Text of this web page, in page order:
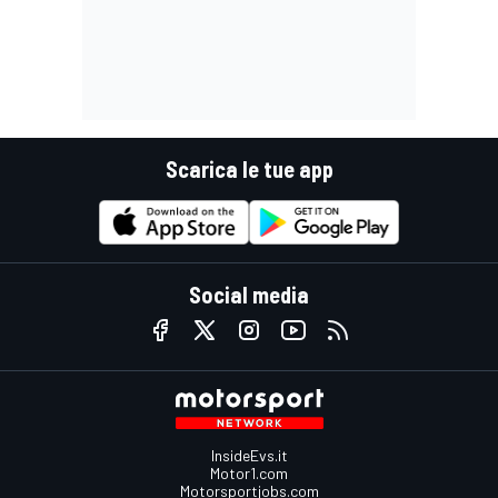
Scarica le tue app
Social media
InsideEvs.it
Motor1.com
Motorsportjobs.com